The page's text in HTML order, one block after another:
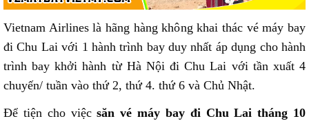
Vietnam Airlines là hãng hàng không khai thác vé máy bay
đi Chu Lai với 1 hành trình bay duy nhất áp dụng cho hành
trình bay khởi hành từ Hà Nội đi Chu Lai với tần xuất 4
chuyến/ tuần vào thứ 2, thứ 4. thứ 6 và Chủ Nhật.
Để tiện cho việcsăn vé máy bay đi Chu Lai tháng 10